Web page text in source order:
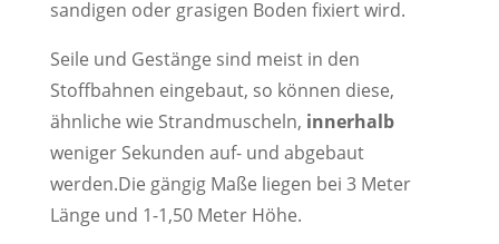
sandigen oder grasigen Boden fixiert wird.
Seile und Gestänge sind meist in den
Stoffbahnen eingebaut, so können diese,
ähnliche wie Strandmuscheln, innerhalb
weniger Sekunden auf- und abgebaut
werden.Die gängig Maße liegen bei 3 Meter
Länge und 1-1,50 Meter Höhe.